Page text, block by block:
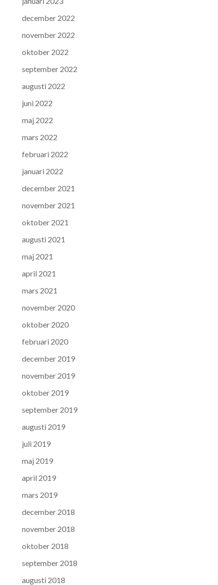
december 2022
november 2022
oktober 2022
september 2022
augusti 2022
juni 2022
maj 2022
mars 2022
februari 2022
januari 2022
december 2021
november 2021
oktober 2021
augusti 2021
maj 2021
april 2021
mars 2021
november 2020
oktober 2020
februari 2020
december 2019
november 2019
oktober 2019
september 2019
augusti 2019
juli 2019
maj 2019
april 2019
mars 2019
december 2018
november 2018
oktober 2018
september 2018
augusti 2018